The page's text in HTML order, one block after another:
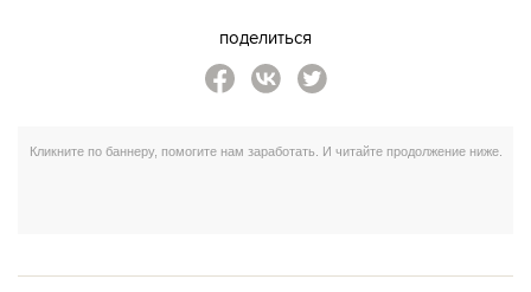
поделиться